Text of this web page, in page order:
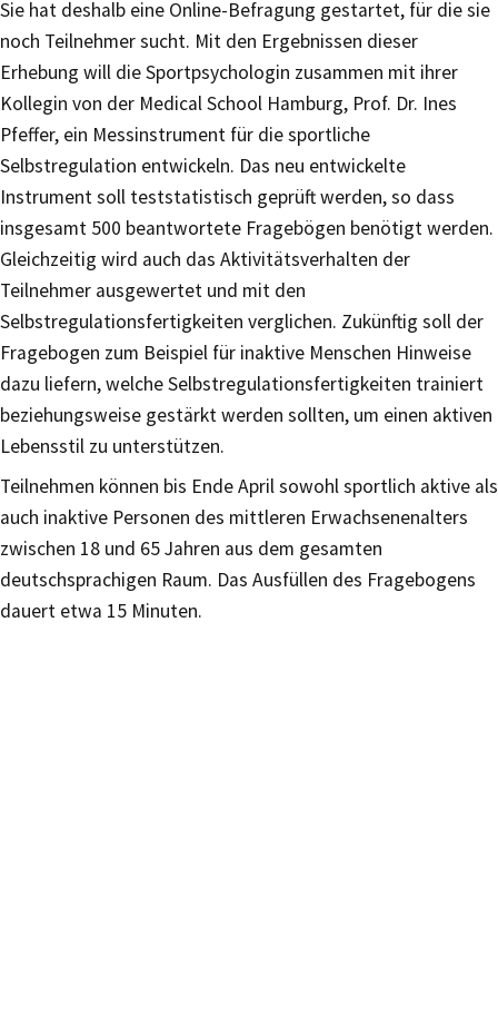
Sie hat deshalb eine Online-Befragung gestartet, für die sie
noch Teilnehmer sucht. Mit den Ergebnissen dieser
Erhebung will die Sportpsychologin zusammen mit ihrer
Kollegin von der Medical School Hamburg, Prof. Dr. Ines
Pfeffer, ein Messinstrument für die sportliche
Selbstregulation entwickeln. Das neu entwickelte
Instrument soll teststatistisch geprüft werden, so dass
insgesamt 500 beantwortete Fragebögen benötigt werden.
Gleichzeitig wird auch das Aktivitätsverhalten der
Teilnehmer ausgewertet und mit den
Selbstregulationsfertigkeiten verglichen. Zukünftig soll der
Fragebogen zum Beispiel für inaktive Menschen Hinweise
dazu liefern, welche Selbstregulationsfertigkeiten trainiert
beziehungsweise gestärkt werden sollten, um einen aktiven
Lebensstil zu unterstützen.
Teilnehmen können bis Ende April sowohl sportlich aktive als
auch inaktive Personen des mittleren Erwachsenenalters
zwischen 18 und 65 Jahren aus dem gesamten
deutschsprachigen Raum. Das Ausfüllen des Fragebogens
dauert etwa 15 Minuten.